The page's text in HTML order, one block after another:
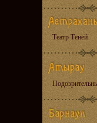
Театр Теней